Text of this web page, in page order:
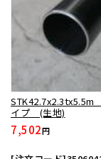
イプ (生地)
7,502円